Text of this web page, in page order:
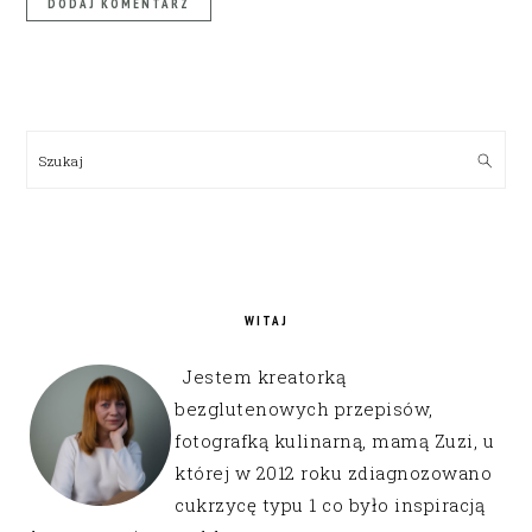
Szukaj
WITAJ
Jestem kreatorką
bezglutenowych przepisów,
fotografką kulinarną, mamą Zuzi, u
której w 2012 roku zdiagnozowano
cukrzycę typu 1 co było inspiracją